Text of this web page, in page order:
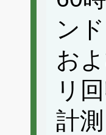
ン
お
リ
計測